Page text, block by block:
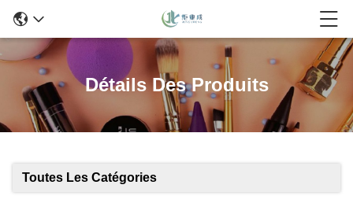
Détails Des Produits
Toutes Les Catégories